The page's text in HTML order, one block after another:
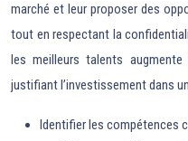
marché et leur proposer des
tout en respectant la
les meilleurs talents
justifiant l’investissement dans
Identifier les compétences